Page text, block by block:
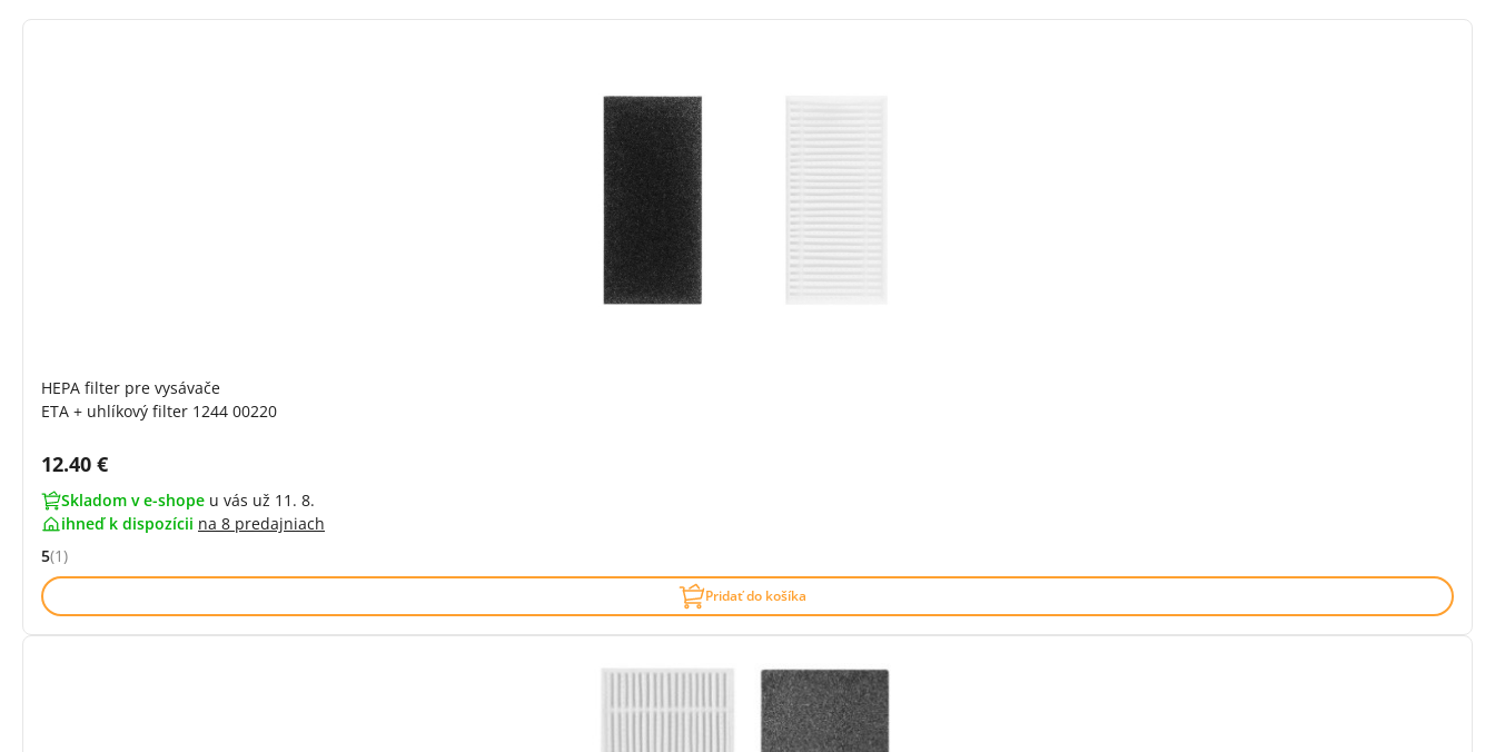
HEPA filter pre vysávače
ETA + uhlíkový filter 1244 00220
Cena s DPH:
12.40 €
Skladom v e-shope u vás už 11. 8.
ihneď k dispozícii na 8 predajniach
Hodnocení: 5 z 5 (1 recenzí)
5(1)
Pridať do košíka